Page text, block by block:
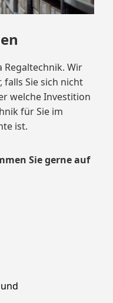
Regaltechnik. Wir
falls Sie sich nicht
welche Investition
für Sie im
ist.
Sie gerne auf